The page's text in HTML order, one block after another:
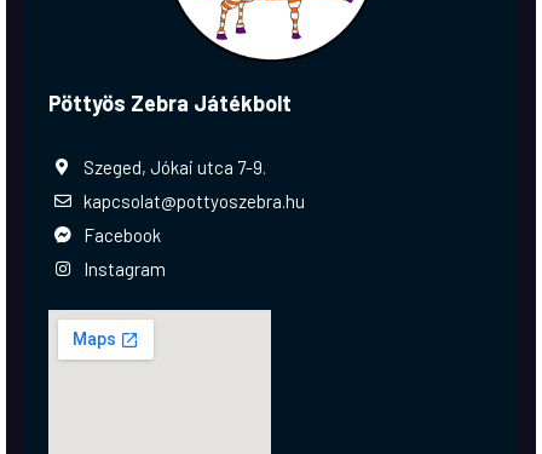
Pöttyös Zebra Játékbolt
Szeged, Jókai utca 7-9.
kapcsolat@pottyoszebra.hu
Facebook
Instagram